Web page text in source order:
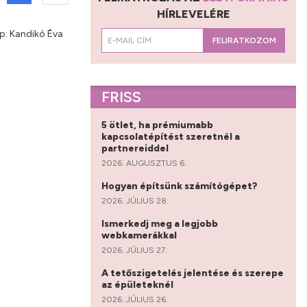
Kandikó Éva
HÍRLEVELÉRE
FELIRATKOZOM
FRISS
5 ötlet, ha prémiumabb
kapcsolatépítést szeretnél a
partnereiddel
2026. AUGUSZTUS 6.
Hogyan építsünk számítógépet?
2026. JÚLIUS 28.
Ismerkedj meg a legjobb
webkamerákkal
2026. JÚLIUS 27.
A tetőszigetelés jelentése és szerepe
az épületeknél
2026. JÚLIUS 26.